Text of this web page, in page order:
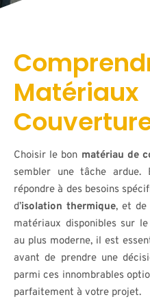
Choisir le bon matériau de
sembler une tâche
répondre à des besoins
d’isolation thermique, et de
matériaux disponibles sur
au plus moderne, il est
avant de prendre une
parmi ces innombrables
parfaitement à votre projet.